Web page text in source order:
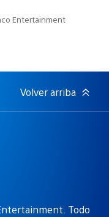
Entertainment
Volver arriba
Todo